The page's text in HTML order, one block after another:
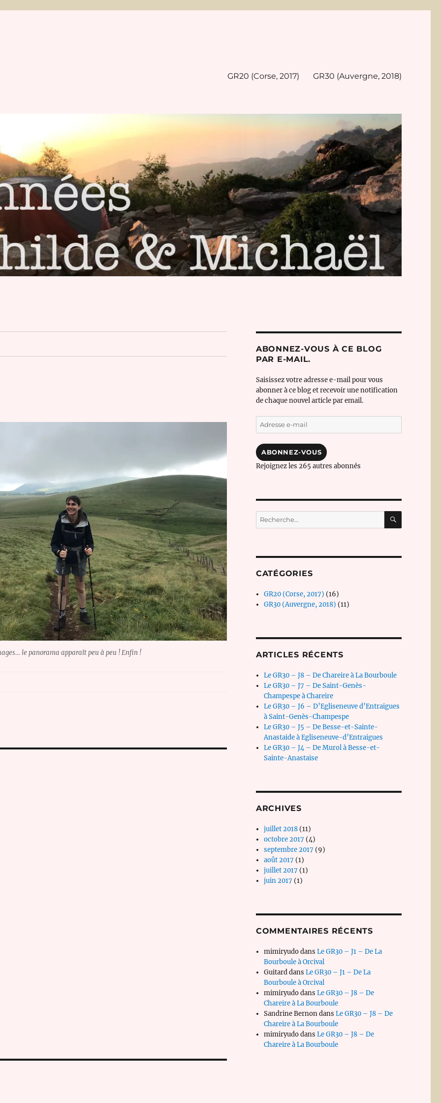
GR20 (Corse, 2017) GR30 (Auvergne, 2018)
le panorama apparaît peu à peu ! Enfin !
ABONNEZ-VOUS À CE BLOG
PAR E-MAIL.
Saisissez votre adresse e-mail pour vous
abonner à ce blog et recevoir une notification
de chaque nouvel article par email.
Adresse
e-
mail
ABONNEZ-VOUS
Rejoignez les 265 autres abonnés
Recherche
pour :
CATÉGORIES
GR20 (Corse, 2017) (16)
GR30 (Auvergne, 2018) (11)
ARTICLES RÉCENTS
Le GR30 – J8 – De Chareire à La Bourboule
Le GR30 – J7 – De Saint-Genès-
Champespe à Chareire
Le GR30 – J6 – D’Egliseneuve d’Entraigues
à Saint-Genès-Champespe
Le GR30 – J5 – De Besse-et-Sainte-
Anastaide à Egliseneuve-d’Entraigues
Le GR30 – J4 – De Murol à Besse-et-
Sainte-Anastaise
ARCHIVES
juillet 2018 (11)
octobre 2017 (4)
septembre 2017 (9)
août 2017 (1)
juillet 2017 (1)
juin 2017 (1)
COMMENTAIRES RÉCENTS
mimiryudodansLe GR30 – J1 – De La
Bourboule à Orcival
GuitarddansLe GR30 – J1 – De La
Bourboule à Orcival
mimiryudodansLe GR30 – J8 – De
Chareire à La Bourboule
Sandrine BernondansLe GR30 – J8 – De
Chareire à La Bourboule
mimiryudodansLe GR30 – J8 – De
Chareire à La Bourboule